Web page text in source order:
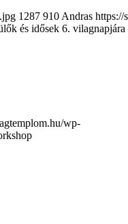
1287 910 Andras https://
és idősek 6.
wp-